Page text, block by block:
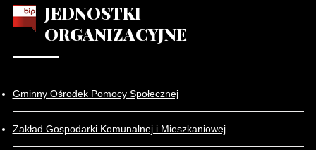
JEDNOSTKI
ORGANIZACYJNE
Gminny Ośrodek Pomocy Społecznej
Zakład Gospodarki Komunalnej i Mieszkaniowej